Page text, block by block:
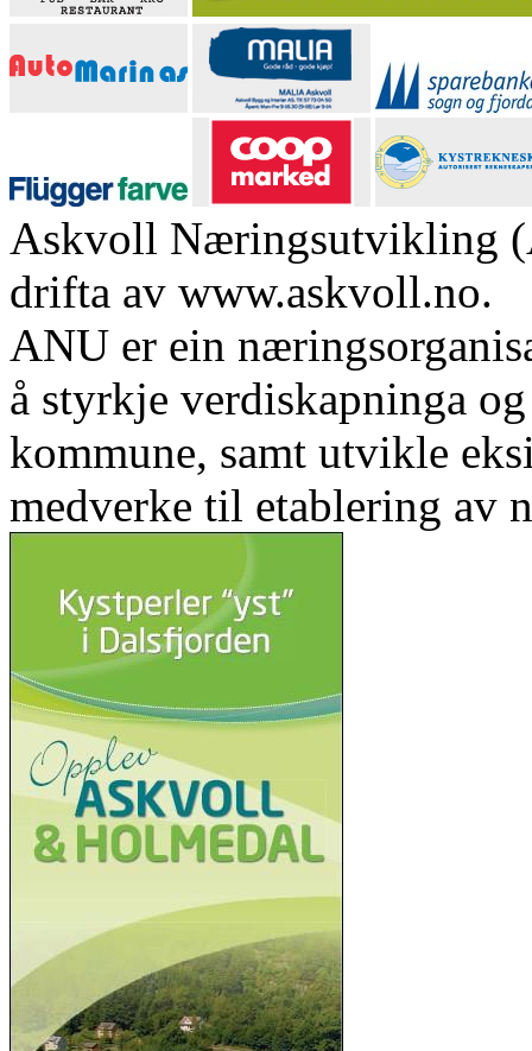
Askvoll Næringsutvikling
drifta av www.askvoll.no.
ANU er ein
å styrkje verdiskapninga
kommune, samt utvikle
medverke til etablering av